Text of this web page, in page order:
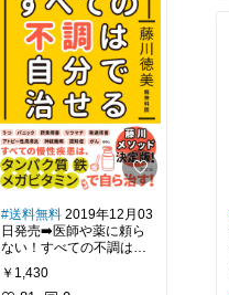
【博多もつ鍋と餃子 マイ
#餃子 #冷凍 #国産
#送料無料 2019年12月03
日発売➡️医師や薬に頼ら
ない！すべての不調は自
分で治せる 藤川徳美。
￥1,430